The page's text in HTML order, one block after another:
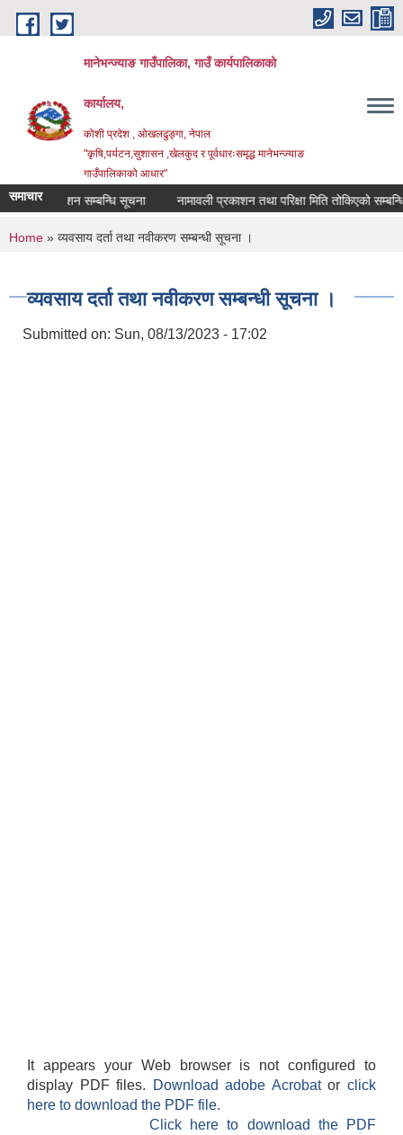
Skip to main content
मानेभन्ज्याङ गाउँपालिका, गाउँ कार्यपालिकाको
कार्यालय,
कोशी प्रदेश , ओखलढुङ्गा, नेपाल
"कृषि,पर्यटन,सुशासन ,खेलकुद र पूर्वधारःसमृद्ध मानेभन्ज्याङ
गाउँपालिकाको आधार"
समाचारप्रकाशन सम्बन्धि सूचना नामावली प्रकाशन तथा परिक्षा मिति तोकिएको सम्बन्धि
You are here
Home » व्यवसाय दर्ता तथा नवीकरण सम्बन्धी सूचना ।
व्यवसाय दर्ता तथा नवीकरण सम्बन्धी सूचना ।
Submitted on: Sun, 08/13/2023 - 17:02
It appears your Web browser is not configured to
display PDF files.
Download adobe Acrobatorclick
here to download the PDF file.
Click here to download the PDF